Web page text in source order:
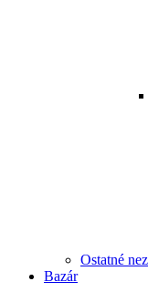
Ostatné
Bazár